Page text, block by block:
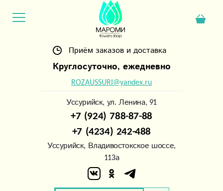
Приём заказов и доставка
Круглосуточно, ежедневно
ROZAUSSURI@yandex.ru
Уссурийск, ул. Ленина, 91
+7 (924) 788-87-88
+7 (4234) 242-488
Уссурийск, Владивостокское шоссе,
113а